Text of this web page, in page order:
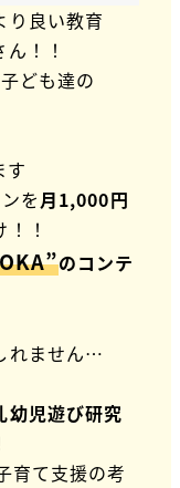
り良い教育
！！
ども達の
を月1,000円
！
のコンテ
れません…
幼児遊び研究
育て支援の考